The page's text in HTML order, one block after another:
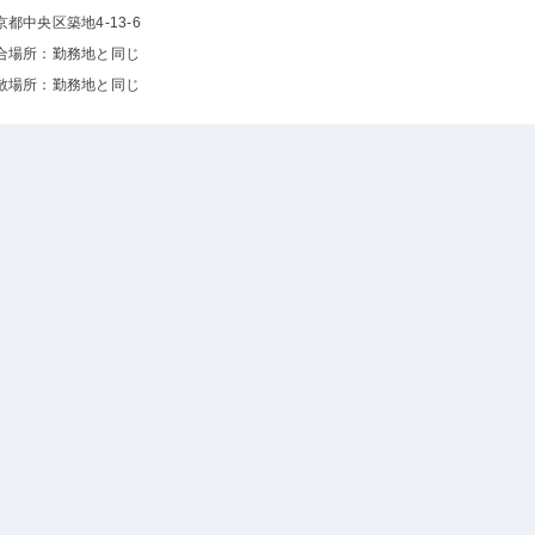
都中央区築地4-13-6
場所：勤務地と同じ
場所：勤務地と同じ